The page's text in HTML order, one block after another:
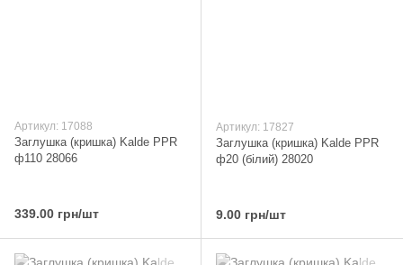
Артикул: 17088
Заглушка (кришка) Kalde PPR
ф110 28066
339.00 грн/шт
Артикул: 17827
Заглушка (кришка) Kalde PPR
ф20 (білий) 28020
9.00 грн/шт